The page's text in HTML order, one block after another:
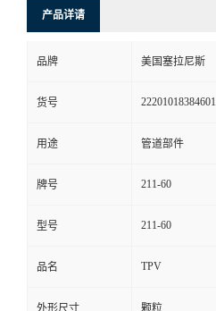
留
言
产品详请
品牌 美国塞拉尼斯
货号 22201018384601
用途 管道部件
牌号 211-60
型号 211-60
品名 TPV
外形尺寸 颗粒